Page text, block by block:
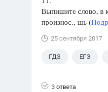
Выпишите слово, в
произнос., шь (
25 сентября 2017
ГДЗ ЕГЭ
3 ответа